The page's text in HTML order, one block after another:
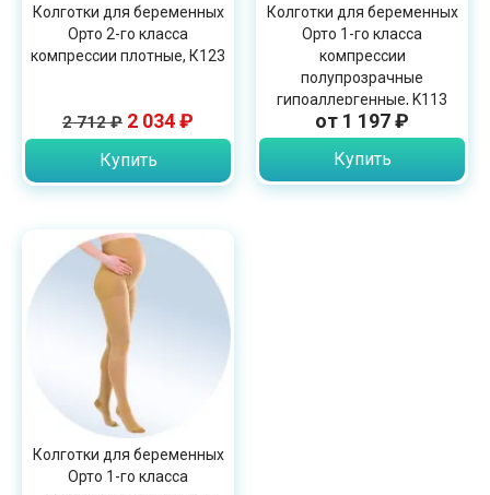
Колготки для беременных
Орто 2-го класса
компрессии плотные, К123
2 712 ₽ 2 034 ₽
Купить
Колготки для беременных
Орто 1-го класса
компрессии
полупрозрачные
гипоаллергенные, K113
от 1 197 ₽
Купить
Колготки для беременных
Орто 1-го класса